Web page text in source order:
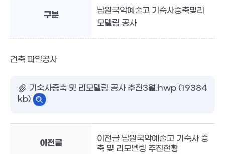
구분
남원국악예술고 기숙사증축및리
모델링 공사
건축 파일공사
기숙사증축 및 리모델링 공사 추진3월.hwp (19384
kb)
이전글
이전글 남원국악예술고 기숙사 증
축 및 리모델링 추진현황